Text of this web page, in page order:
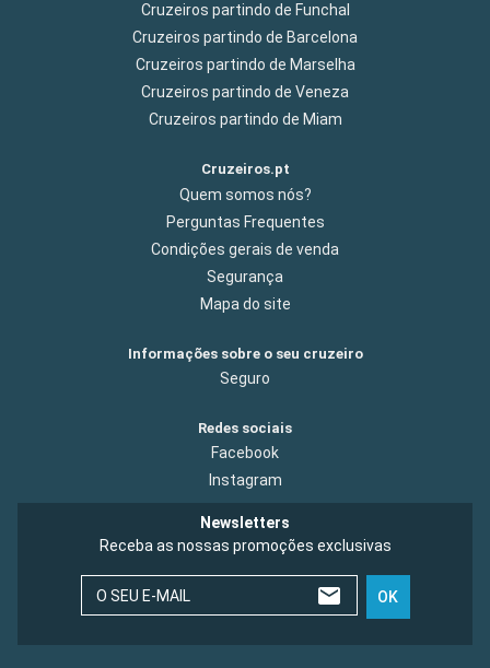
Cruzeiros partindo de Funchal
Cruzeiros partindo de Barcelona
Cruzeiros partindo de Marselha
Cruzeiros partindo de Veneza
Cruzeiros partindo de Miam
Cruzeiros.pt
Quem somos nós?
Perguntas Frequentes
Condições gerais de venda
Segurança
Mapa do site
Informações sobre o seu cruzeiro
Seguro
Redes sociais
Facebook
Instagram
Newsletters
Receba as nossas promoções exclusivas
O SEU E-MAIL OK